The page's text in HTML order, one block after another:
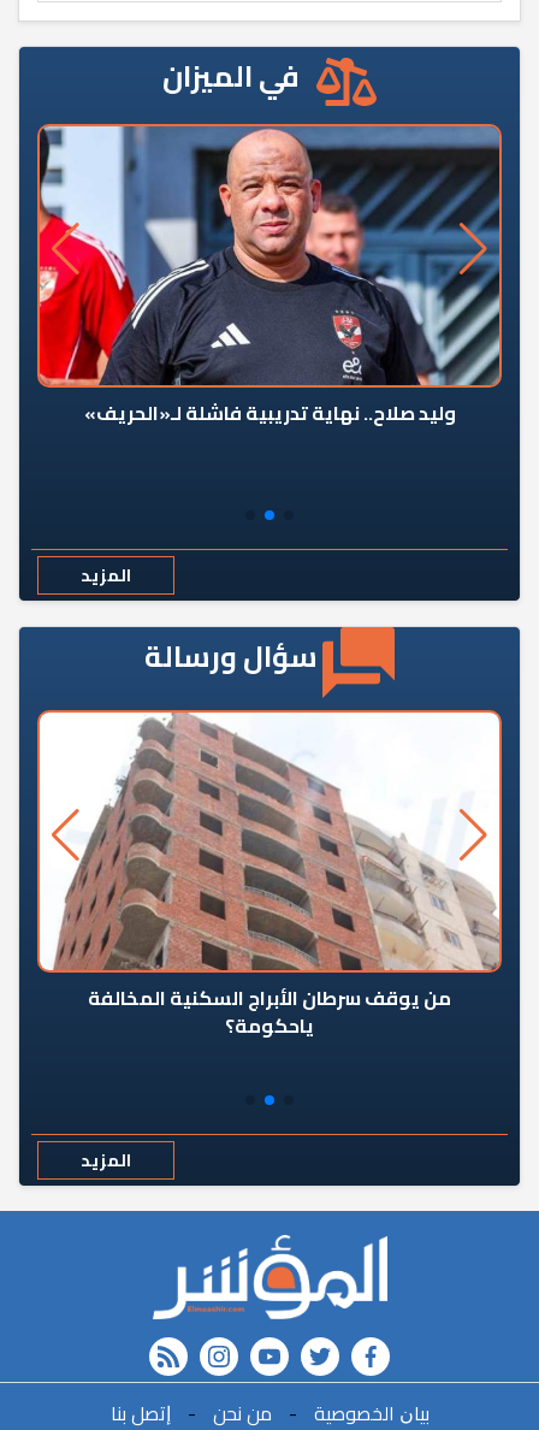
في الميزان
وليد صلاح.. نهاية تدريبية فاشلة لـ«الحريف»
المزيد
سؤال ورسالة
من يوقف سرطان الأبراج السكنية المخالفة
ياحكومة؟
المزيد
FACEBOOK
twitter
youtube
instagram
rss feed
ﺑﻴﺎﻥ اﻟﺨﺼﻮﺻﻴﺔ - ﻣﻦ ﻧﺤﻦ - ﺇﺗﺼﻞ ﺑﻨﺎ